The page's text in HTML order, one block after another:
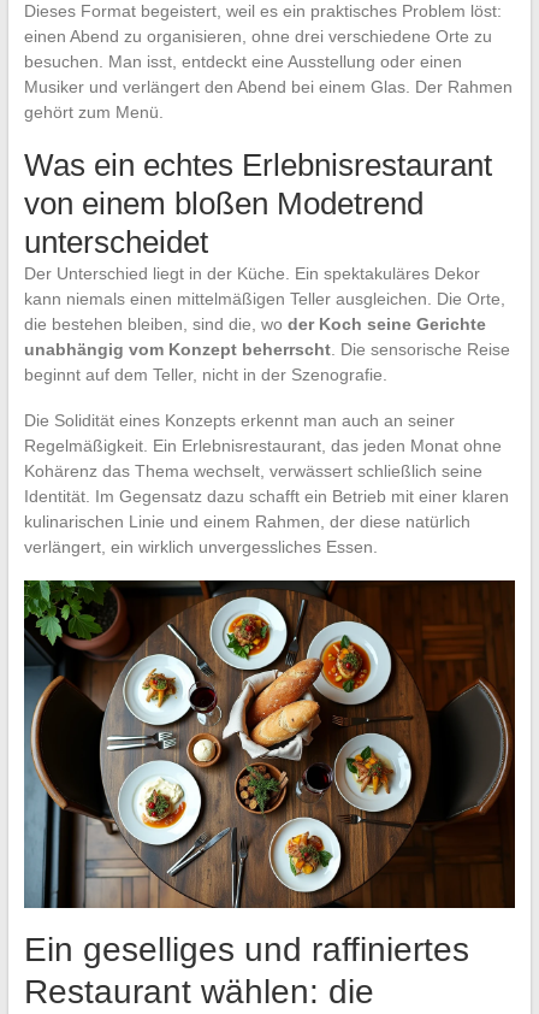
Dieses Format begeistert, weil es ein praktisches Problem löst:
einen Abend zu organisieren, ohne drei verschiedene Orte zu
besuchen. Man isst, entdeckt eine Ausstellung oder einen
Musiker und verlängert den Abend bei einem Glas. Der Rahmen
gehört zum Menü.
Was ein echtes Erlebnisrestaurant
von einem bloßen Modetrend
unterscheidet
Der Unterschied liegt in der Küche. Ein spektakuläres Dekor
kann niemals einen mittelmäßigen Teller ausgleichen. Die Orte,
die bestehen bleiben, sind die, wo der Koch seine Gerichte
unabhängig vom Konzept beherrscht. Die sensorische Reise
beginnt auf dem Teller, nicht in der Szenografie.
Die Solidität eines Konzepts erkennt man auch an seiner
Regelmäßigkeit. Ein Erlebnisrestaurant, das jeden Monat ohne
Kohärenz das Thema wechselt, verwässert schließlich seine
Identität. Im Gegensatz dazu schafft ein Betrieb mit einer klaren
kulinarischen Linie und einem Rahmen, der diese natürlich
verlängert, ein wirklich unvergessliches Essen.
Ein geselliges und raffiniertes
Restaurant wählen: die